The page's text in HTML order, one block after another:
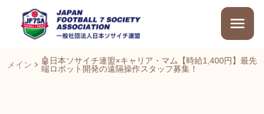
メイン
🤖日本ソサイチ連盟×キャリア・マム【時給1,400円】最先
端ロボット開発の遠隔操作スタッフ募集！